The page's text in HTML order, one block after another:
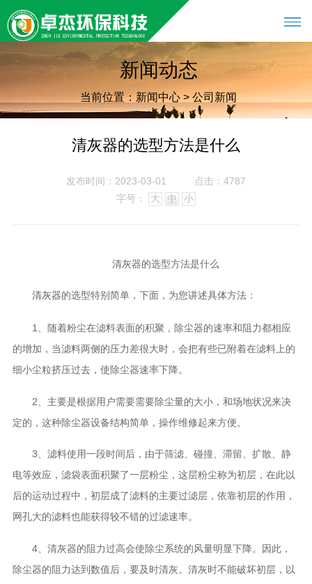
新闻动态
当前位置：新闻中心 >公司新闻
清灰器的选型方法是什么
发布时间：2023-03-01
点击：4787
字号：
大 中 小
清灰器的选型方法是什么
清灰器的选型特别简单，下面，为您讲述具体方法：
1、随着粉尘在滤料表面的积聚，除尘器的速率和阻力都相应
的增加，当滤料两侧的压力差很大时，会把有些已附着在滤料上的
细小尘粒挤压过去，使除尘器速率下降。
2、主要是根据用户需要需要除尘量的大小，和场地状况来决
定的，这种除尘器设备结构简单，操作维修起来方便。
3、滤料使用一段时间后，由于筛滤、碰撞、滞留、扩散、静
电等效应，滤袋表面积聚了一层粉尘，这层粉尘称为初层，在此以
后的运动过程中，初层成了滤料的主要过滤层，依靠初层的作用，
网孔大的滤料也能获得较不错的过滤速率。
4、清灰器的阻力过高会使除尘系统的风量明显下降。因此，
除尘器的阻力达到数值后，要及时清灰。清灰时不能破坏初层，以